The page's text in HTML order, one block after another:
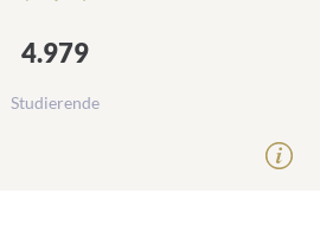
4.979
Studierende